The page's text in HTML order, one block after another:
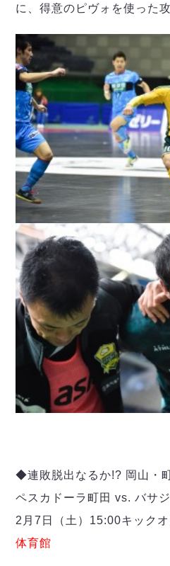
アグレミーナ浜松
ポルセイド浜田
ミラクルスマイル新居浜
に、得意のピヴォを使った
◆連敗脱出なるか!? 岡山・
ペスカドーラ町田 vs. バサ
2月7日（土）15:00キック
体育館